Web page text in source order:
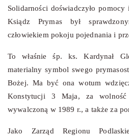
Solidarności doświadczyło
Ksiądz Prymas był
człowiekiem pokoju pojednania i
To właśnie śp. ks. Kardynał
materialny symbol swego
Bożej. Ma być ona wotum
Konstytucji 3 Maja, za
wywalczoną w 1989 r., a także za
Jako Zarząd Regionu